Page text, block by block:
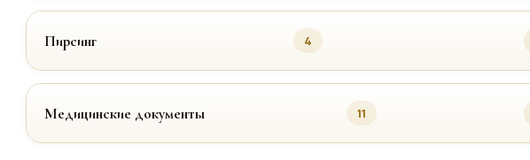
Пирсинг 4
Медицинские документы 11